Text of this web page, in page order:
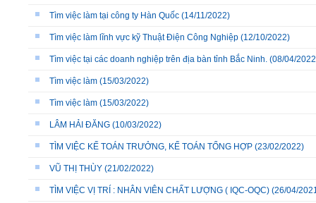
Tìm việc làm tại công ty Hàn Quốc (14/11/2022)
Tìm việc làm lĩnh vực kỹ Thuật Điện Công Nghiệp (12/10/2022)
Tìm việc tại các doanh nghiệp trên địa bàn tỉnh Bắc Ninh. (08/04/
Tìm việc làm (15/03/2022)
Tìm việc làm (15/03/2022)
LÂM HẢI ĐĂNG (10/03/2022)
TÌM VIỆC KẾ TOÁN TRƯỞNG, KẾ TOÁN TỔNG HỢP (23/02/2022)
VŨ THỊ THÙY (21/02/2022)
TÌM VIỆC VỊ TRÍ : NHÂN VIÊN CHẤT LƯỢNG ( IQC-OQC) (26/04/